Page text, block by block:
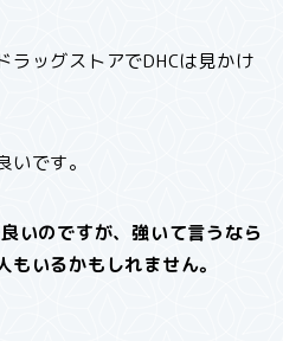
ラッグストアでDHCは見かけ
です。
いのですが、強いて言うなら
いるかもしれません。